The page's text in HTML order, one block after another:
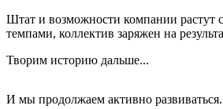
Штат и возможности компании растут
темпами, коллектив заряжен на
Творим историю дальше...
И мы продолжаем активно развиваться.